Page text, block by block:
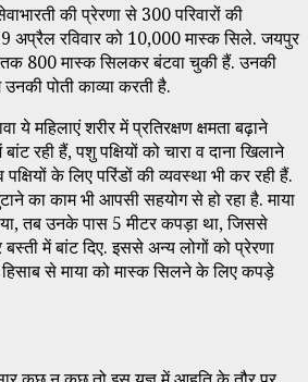
की प्रेरणा से 300 परिवारों की
अप्रैल रविवार को 10,000 मास्क सिले. जयपुर
तक 800 मास्क सिलकर बंटवा चुकी हैं. उनकी
पोती काव्या करती है.
महिलाएं शरीर में प्रतिरक्षण क्षमता बढ़ाने
रही हैं, पशु पक्षियों को चारा व दाना खिलाने
के लिए परिंडों की व्यवस्था भी कर रही हैं.
का काम भी आपसी सहयोग से हो रहा है. माया
तब उनके पास 5 मीटर कपड़ा था, जिससे
में बांट दिए. इससे अन्य लोगों को प्रेरणा
से माया को मास्क सिलने के लिए कपड़े